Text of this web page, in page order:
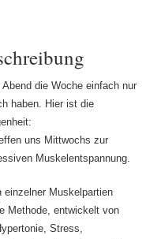
Abend die Woche einfach nur
haben. Hier ist die
uns Mittwochs zur
Muskelentspannung.
einzelner Muskelpartien
Methode, entwickelt von
Stress,